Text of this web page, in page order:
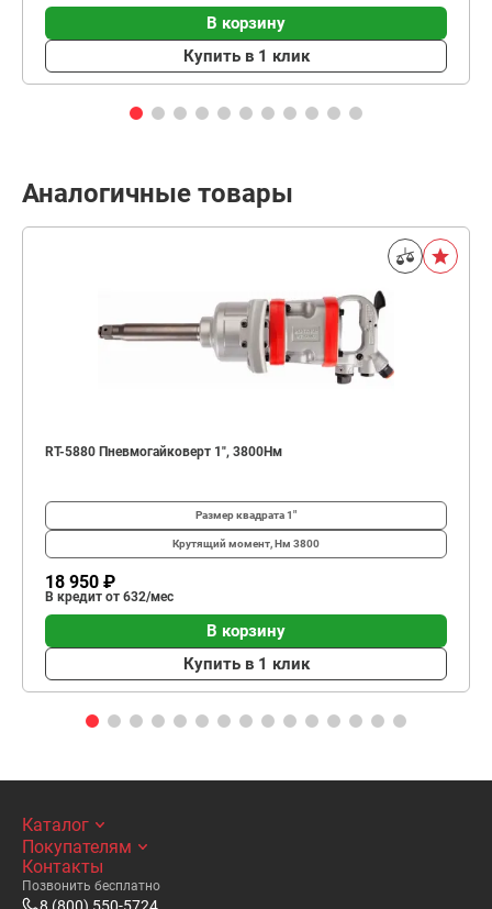
В корзину
Купить в 1 клик
Аналогичные товары
RT-5880 Пневмогайковерт 1", 3800Нм
Размер квадрата1"
Крутящий момент, Нм 3800
18 950 ₽
В кредит от 632/мес
В корзину
Купить в 1 клик
Каталог
Покупателям
Контакты
Позвонить бесплатно
8 (800) 550-5724